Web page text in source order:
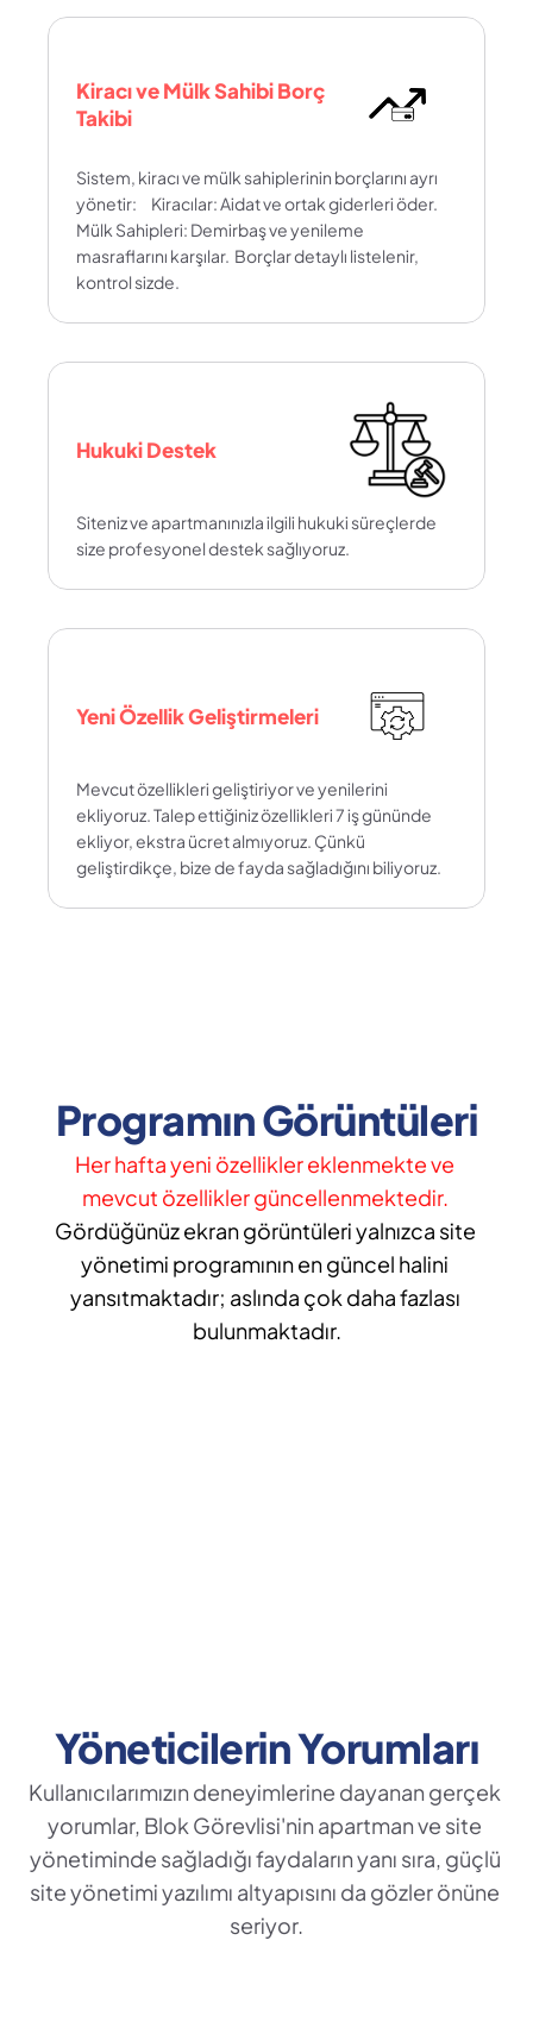
Kiracı ve Mülk Sahibi Borç
Takibi
Sistem, kiracı ve mülk sahiplerinin borçlarını ayrı
yönetir:      Kiracılar: Aidat ve ortak giderleri öder.
Mülk Sahipleri: Demirbaş ve yenileme
masraflarını karşılar.  Borçlar detaylı listelenir,
kontrol sizde.
Hukuki Destek
Siteniz ve apartmanınızla ilgili hukuki süreçlerde
size profesyonel destek sağlıyoruz.
Yeni Özellik Geliştirmeleri
Mevcut özellikleri geliştiriyor ve yenilerini
ekliyoruz. Talep ettiğiniz özellikleri 7 iş gününde
ekliyor, ekstra ücret almıyoruz. Çünkü
geliştirdikçe, bize de fayda sağladığını biliyoruz.
Yöneticilerin Yorumları
Kullanıcılarımızın deneyimlerine dayanan gerçek
yorumlar, Blok Görevlisi'nin apartman ve site
yönetiminde sağladığı faydaların yanı sıra, güçlü
site yönetimi yazılımı altyapısını da gözler önüne
seriyor.
Programın Görüntüleri
Her hafta yeni özellikler eklenmekte ve
Gördüğünüz ekran görüntüleri yalnızca site
yönetimi programının en güncel halini
yansıtmaktadır; aslında çok daha fazlası
bulunmaktadır.